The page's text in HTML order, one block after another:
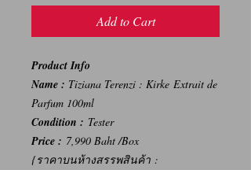
Add to Cart
Product Info
Name : Tiziana Terenzi : Kirke Extrait de
Parfum 100ml
Condition : Tester
Price : 7,990 Baht /Box
{ราคาบนห้างสรรพสินค้า :